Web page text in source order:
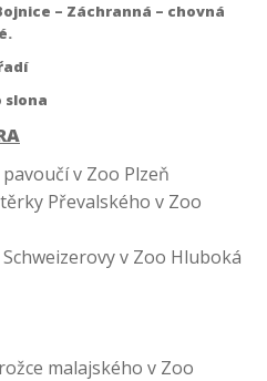
– Záchranná – chovná
slona
v Zoo Plzeň
Převalského v Zoo
v Zoo Hluboká
malajského v Zoo